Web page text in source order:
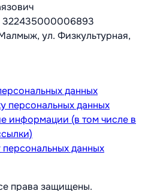
322435000006893
ул. Физкультурная,
данных
персональных данных
информации (в том числе в
данных
права защищены.